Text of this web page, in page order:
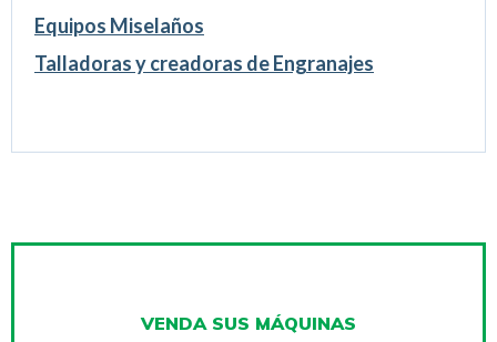
Equipos Miselaños
Talladoras y creadoras de Engranajes
VENDA SUS MÁQUINAS